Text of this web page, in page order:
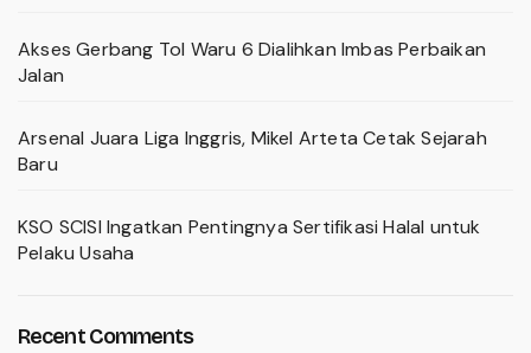
Akses Gerbang Tol Waru 6 Dialihkan Imbas Perbaikan
Jalan
Arsenal Juara Liga Inggris, Mikel Arteta Cetak Sejarah
Baru
KSO SCISI Ingatkan Pentingnya Sertifikasi Halal untuk
Pelaku Usaha
Recent Comments